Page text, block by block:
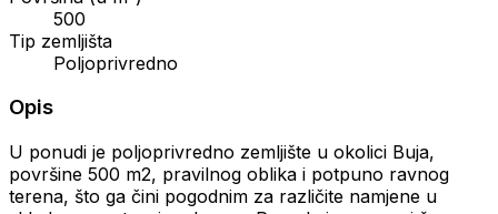
500
Tip zemljišta
Poljoprivredno
Opis
U ponudi je poljoprivredno zemljište u okolici Buja,
površine 500 m2, pravilnog oblika i potpuno ravnog
terena, što ga čini pogodnim za različite namjene u